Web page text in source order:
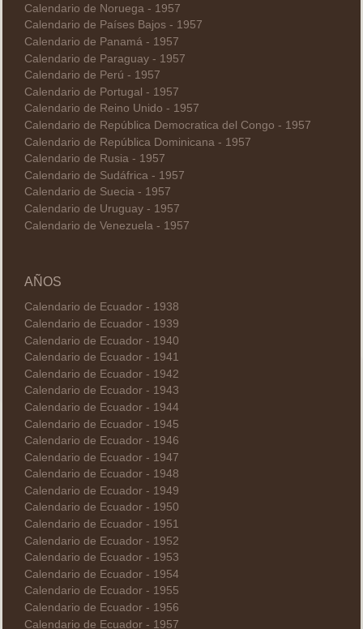
Calendario de Noruega - 1957
Calendario de Países Bajos - 1957
Calendario de Panamá - 1957
Calendario de Paraguay - 1957
Calendario de Perú - 1957
Calendario de Portugal - 1957
Calendario de Reino Unido - 1957
Calendario de República Democratica del Congo - 1957
Calendario de República Dominicana - 1957
Calendario de Rusia - 1957
Calendario de Sudáfrica - 1957
Calendario de Suecia - 1957
Calendario de Uruguay - 1957
Calendario de Venezuela - 1957
AÑOS
Calendario de Ecuador - 1938
Calendario de Ecuador - 1939
Calendario de Ecuador - 1940
Calendario de Ecuador - 1941
Calendario de Ecuador - 1942
Calendario de Ecuador - 1943
Calendario de Ecuador - 1944
Calendario de Ecuador - 1945
Calendario de Ecuador - 1946
Calendario de Ecuador - 1947
Calendario de Ecuador - 1948
Calendario de Ecuador - 1949
Calendario de Ecuador - 1950
Calendario de Ecuador - 1951
Calendario de Ecuador - 1952
Calendario de Ecuador - 1953
Calendario de Ecuador - 1954
Calendario de Ecuador - 1955
Calendario de Ecuador - 1956
Calendario de Ecuador - 1957